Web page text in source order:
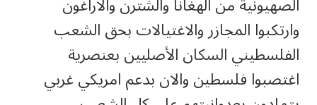
وارتكبوا المجازر والاغتيالات بحق الشعب
الفلسطيني السكان الأصليين بعنصرية
اغتصبوا فلسطين والان بدعم امريكي غربي